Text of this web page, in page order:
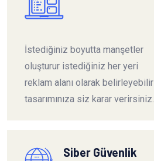
İstediğiniz boyutta manşetler
oluşturur istediğiniz her yeri
reklam alanı olarak belirleyebilir
tasarımınıza siz karar verirsiniz.
Siber Güvenlik